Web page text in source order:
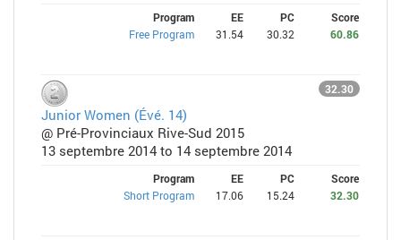
Program EE PC
Score
Free Program
31.54 30.32 60.86
32.30
Junior Women (Évé. 14)
@ Pré-Provinciaux Rive-Sud 2015
13 septembre 2014 to 14 septembre 2014
Program EE PC
Score
Short Program
17.06 15.24 32.30